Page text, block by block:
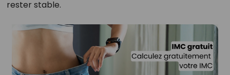
rester stable.